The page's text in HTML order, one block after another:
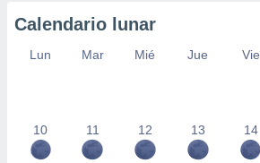
Calendario lunar
Lun Mar Mié Jue Vie
10 11 12 13 14